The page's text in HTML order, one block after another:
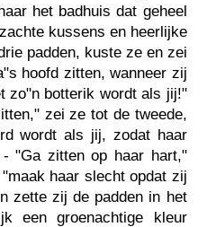
het badhuis dat geheel
kussens en heerlijke
padden, kuste ze en zei
hoofd zitten, wanneer zij
zo"n botterik wordt als jij!"
zei ze tot de tweede,
wordt als jij, zodat haar
"Ga zitten op haar hart,"
haar slecht opdat zij
zette zij de padden in het
een groenachtige kleur